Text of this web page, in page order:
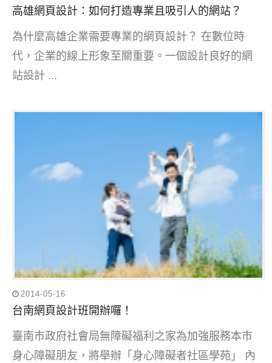
高雄網頁設計：如何打造專業且吸引人的網站？
為什麼高雄企業需要專業的網頁設計？ 在數位時
代，企業的線上形象至關重要。一個設計良好的網
站設計 ...
2014-05-16
台南網頁設計班開辦囉！
臺南市政府社會局無障礙福利之家為加強服務本市
身心障礙朋友，將舉辦「身心障礙者社區學苑」 內